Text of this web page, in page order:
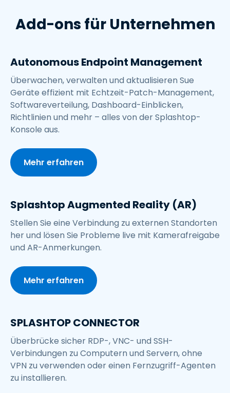
Add-ons für Unternehmen
Autonomous Endpoint Management
Überwachen, verwalten und aktualisieren Sue
Geräte effizient mit Echtzeit-Patch-Management,
Softwareverteilung, Dashboard-Einblicken,
Richtlinien und mehr – alles von der Splashtop-
Konsole aus.
Mehr erfahren
Splashtop Augmented Reality (AR)
Stellen Sie eine Verbindung zu externen Standorten
her und lösen Sie Probleme live mit Kamerafreigabe
und AR-Anmerkungen.
Mehr erfahren
SPLASHTOP CONNECTOR
Überbrücke sicher RDP-, VNC- und SSH-
Verbindungen zu Computern und Servern, ohne
VPN zu verwenden oder einen Fernzugriff-Agenten
zu installieren.